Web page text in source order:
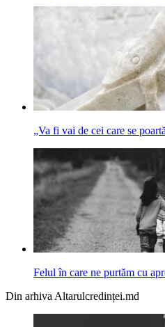
„Va fi vai de cei care se
Felul în care ne purtăm cu
Din arhiva Altarulcredinței.md